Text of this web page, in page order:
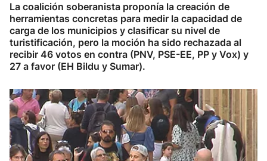
La coalición soberanista proponía la creación de
herramientas concretas para medir la capacidad de
carga de los municipios y clasificar su nivel de
turistificación, pero la moción ha sido rechazada al
recibir 46 votos en contra (PNV, PSE-EE, PP y Vox) y
27 a favor (EH Bildu y Sumar).